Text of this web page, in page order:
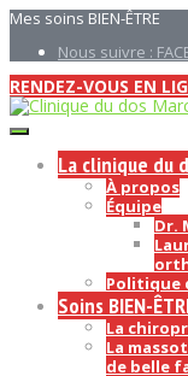
Mes soins BIEN-ÊTRE
Nous suivre :
RENDEZ-VOUS EN
La clinique du
À propos
Équipe
Dr.
Politique
Soins BIEN-
La
La
de belle